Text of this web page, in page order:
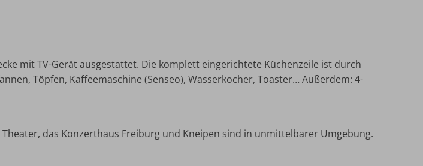
mit TV-Gerät ausgestattet. Die komplett eingerichtete Küchenzeile ist durch
Töpfen, Kaffeemaschine (Senseo), Wasserkocher, Toaster… Außerdem: 4-
das Konzerthaus Freiburg und Kneipen sind in unmittelbarer Umgebung.